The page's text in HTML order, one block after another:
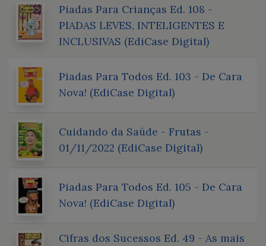
Piadas Para Crianças Ed. 108 -
PIADAS LEVES, INTELIGENTES E
INCLUSIVAS (EdiCase Digital)
Piadas Para Todos Ed. 103 - De Cara
Nova! (EdiCase Digital)
Cuidando da Saúde - Frutas -
01/11/2022 (EdiCase Digital)
Piadas Para Todos Ed. 105 - De Cara
Nova! (EdiCase Digital)
Cifras dos Sucessos Ed. 49 - As mais